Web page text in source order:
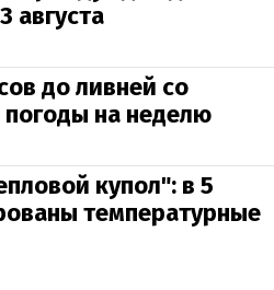
августа
до ливней со
на неделю
купол": в 5
температурные